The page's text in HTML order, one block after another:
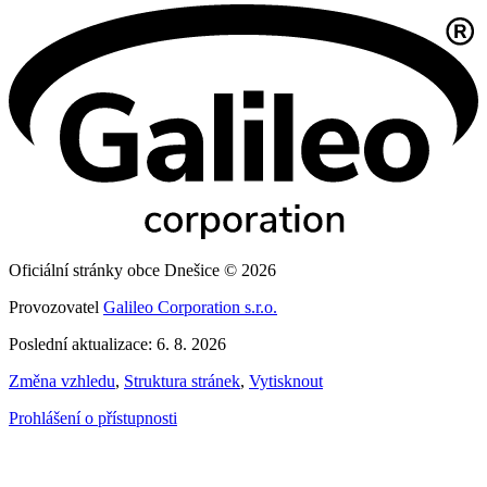
Oficiální stránky obce Dnešice © 2026
Provozovatel Galileo Corporation s.r.o.
Poslední aktualizace: 6. 8. 2026
Změna vzhledu, Struktura stránek, Vytisknout
Prohlášení o přístupnosti